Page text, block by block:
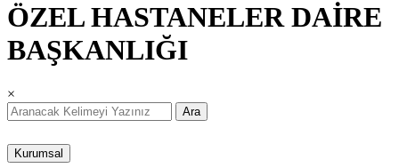
ÖZEL HASTANELER DAİRE
BAŞKANLIĞI
×
Ara
Kurumsal